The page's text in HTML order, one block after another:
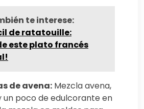
te interese:
de ratatouille:
este plato francés
de avena: Mezcla avena,
un poco de edulcorante en